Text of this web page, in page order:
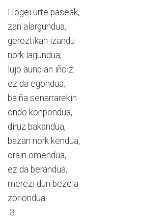
Hogei urte paseak,
zan alargundua,
geroztikan izandu
nork lagundua;
lujo aundian iñoiz
ez da egondua,
baiña senarrarekin
ondo konpondua,
diruz bakandua,
bazan nork kendua,
orain omendua,
ez da berandua,
merezi dun bezela
zoriondua.
3